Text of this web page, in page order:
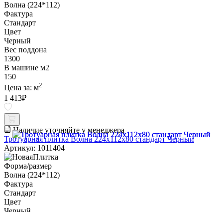
Волна (224*112)
Фактура
Стандарт
Цвет
Черный
Вес поддона
1300
В машине м2
150
Цена за: м2
1 413₽
Наличие уточняйте у менеджера
Тротуарная плитка Волна 224х112х80 стандарт Черный
Артикул: 1011404
Форма/размер
Волна (224*112)
Фактура
Стандарт
Цвет